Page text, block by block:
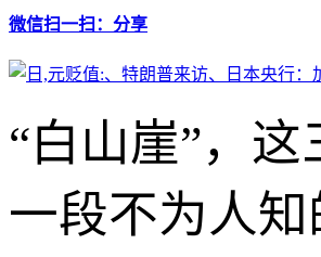
微信扫一扫：分享
“白山崖”，
一段不为人